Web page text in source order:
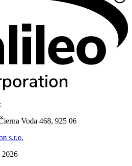
Voda 468, 925 06
s.r.o.
2026